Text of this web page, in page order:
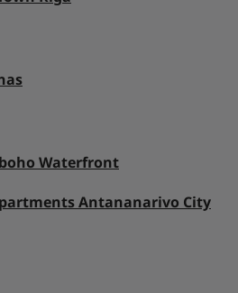
Waterfront
Antananarivo City